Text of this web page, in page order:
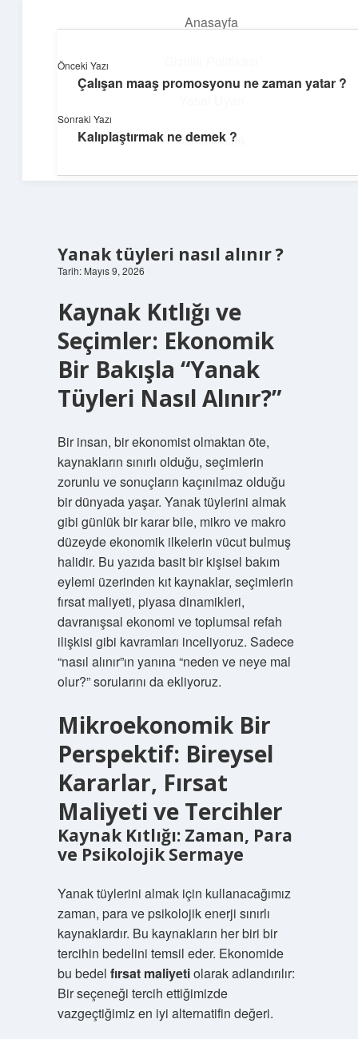
Anasayfa
Hakkımızda
Üretim ve İlham
Yaratıcı projelerle dünyanı inşa et!
Yanak tüyleri nasıl alınır ?
Tarih: Mayıs 9, 2026
Kaynak Kıtlığı ve
Seçimler: Ekonomik
Bir Bakışla “Yanak
Tüyleri Nasıl Alınır?”
Bir insan, bir ekonomist olmaktan öte,
kaynakların sınırlı olduğu, seçimlerin
zorunlu ve sonuçların kaçınılmaz olduğu
bir dünyada yaşar. Yanak tüylerini almak
gibi günlük bir karar bile, mikro ve makro
düzeyde ekonomik ilkelerin vücut bulmuş
halidir. Bu yazıda basit bir kişisel bakım
eylemi üzerinden kıt kaynaklar, seçimlerin
fırsat maliyeti, piyasa dinamikleri,
davranışsal ekonomi ve toplumsal refah
ilişkisi gibi kavramları inceliyoruz. Sadece
“nasıl alınır”ın yanına “neden ve neye mal
olur?” sorularını da ekliyoruz.
Mikroekonomik Bir
Perspektif: Bireysel
Kararlar, Fırsat
Maliyeti ve Tercihler
Kaynak Kıtlığı: Zaman, Para
ve Psikolojik Sermaye
Yanak tüylerini almak için kullanacağımız
zaman, para ve psikolojik enerji sınırlı
kaynaklardır. Bu kaynakların her biri bir
tercihin bedelini temsil eder. Ekonomide
bu bedel fırsat maliyetiolarak adlandırılır:
Bir seçeneği tercih ettiğimizde
vazgeçtiğimiz en iyi alternatifin değeri.
Önceki Yazı
Çalışan maaş promosyonu ne zaman yatar ?
Sonraki Yazı
Kalıplaştırmak ne demek ?